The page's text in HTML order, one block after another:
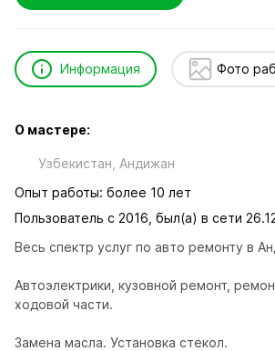
Информация Фото
О мастере:
Узбекистан, Андижан
Опыт работы: более 10 лет
Пользователь с 2016, был(а) в сети
Весь спектр услуг по авто ремонту в
Автоэлектрики, кузовной ремонт,
ходовой части.
Замена масла. Установка стекол.